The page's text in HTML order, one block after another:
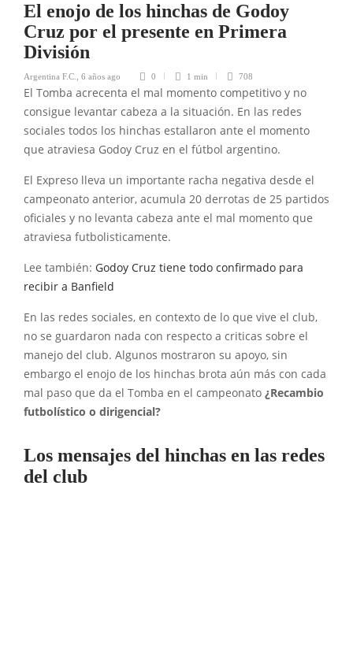
El enojo de los hinchas de Godoy
Cruz por el presente en Primera
División
Argentina F.C. 6 años ago 0 1 min 708
El Tomba acrecenta el mal momento competitivo y no
consigue levantar cabeza a la situación. En las redes
sociales todos los hinchas estallaron ante el momento
que atraviesa Godoy Cruz en el fútbol argentino.
El Expreso lleva un importante racha negativa desde el
campeonato anterior, acumula 20 derrotas de 25 partidos
oficiales y no levanta cabeza ante el mal momento que
atraviesa futbolisticamente.
Lee también: Godoy Cruz tiene todo confirmado para
recibir a Banfield
En las redes sociales, en contexto de lo que vive el club,
no se guardaron nada con respecto a criticas sobre el
manejo del club. Algunos mostraron su apoyo, sin
embargo el enojo de los hinchas brota aún más con cada
mal paso que da el Tomba en el campeonato ¿Recambio
futbolístico o dirigencial?
Los mensajes del hinchas en las redes
del club